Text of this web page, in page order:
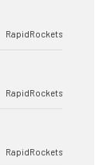
RapidRockets
RapidRockets
RapidRockets